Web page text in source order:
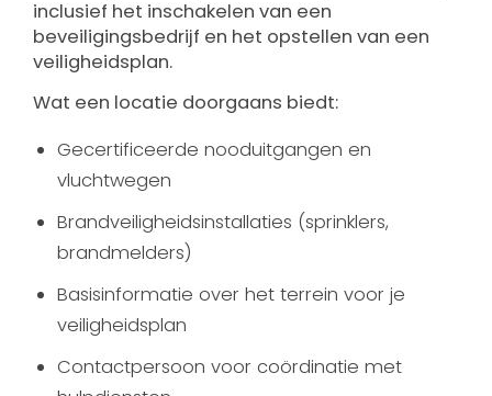
inclusief het inschakelen van een
beveiligingsbedrijf en het opstellen van een
veiligheidsplan.
Wat een locatie doorgaans biedt:
Gecertificeerde nooduitgangen en
vluchtwegen
Brandveiligheidsinstallaties (sprinklers,
brandmelders)
Basisinformatie over het terrein voor je
veiligheidsplan
Contactpersoon voor coördinatie met